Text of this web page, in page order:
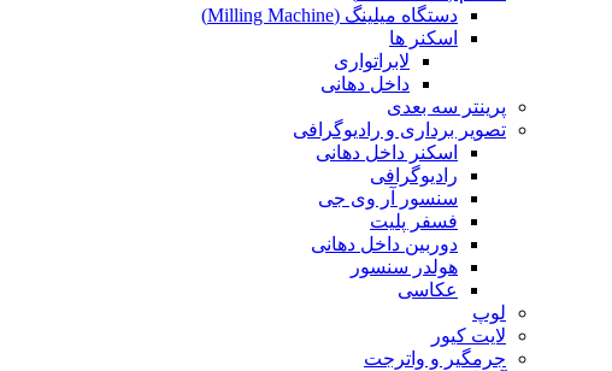
دستگاه میلینگ (Milling Machine)
اسکنر ها
لابراتواری
داخل دهانی
پرینتر سه بعدی
تصویر برداری و رادیوگرافی
اسکنر داخل دهانی
رادیوگرافی
سنسور آر وی جی
فسفر پلیت
دوربین داخل دهانی
هولدر سنسور
عکاسی
لوپ
لایت کیور
جرمگیر و واترجت